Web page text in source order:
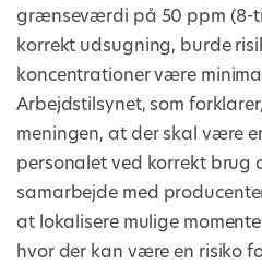
grænseværdi på 50 ppm (8-
korrekt udsugning, burde
koncentrationer være
Arbejdstilsynet, som
meningen, at der skal være
personalet ved korrekt brug
samarbejde med
at lokalisere mulige
hvor der kan være en risiko